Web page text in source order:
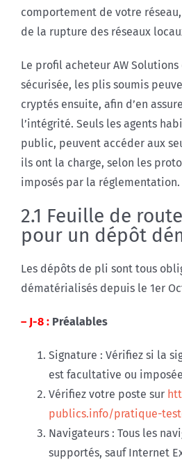
comportement de votre
de la rupture des réseaux
Le profil acheteur AW
sécurisée, les plis soumis
cryptés ensuite, afin d’en
l’intégrité. Seuls les agents
public, peuvent accéder aux
ils ont la charge, selon les
imposés par la réglementation.
2.1 Feuille de
pour un dépôt
Les dépôts de pli sont tous
dématérialisés depuis le 1er
– J-8 : Préalables
Signature : Vérifiez si la
est facultative ou
Vérifiez votre poste sur
publics.info/pratique-
Navigateurs : Tous les
supportés, sauf Internet